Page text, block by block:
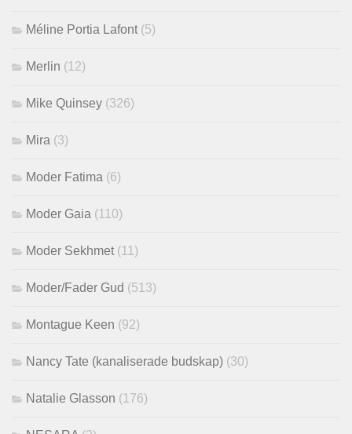
Méline Portia Lafont (5)
Merlin (12)
Mike Quinsey (326)
Mira (3)
Moder Fatima (6)
Moder Gaia (110)
Moder Sekhmet (11)
Moder/Fader Gud (513)
Montague Keen (92)
Nancy Tate (kanaliserade budskap) (30)
Natalie Glasson (176)